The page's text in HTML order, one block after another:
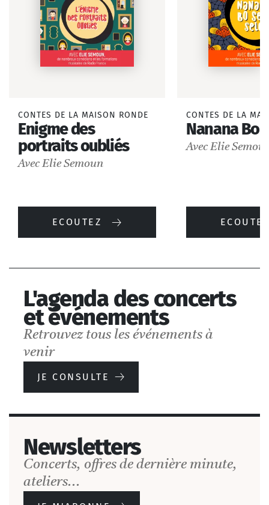
CONTES DE LA MAISON RONDE
Enigme des
portraits oubliés
Avec Elie Semoun
ECOUTEZ
CONTES DE LA
Nanana Bo
Avec Elie
L'agenda des concerts
et événements
Retrouvez tous les événements à
venir
JE CONSULTE
Newsletters
Concerts, offres de dernière minute,
ateliers...